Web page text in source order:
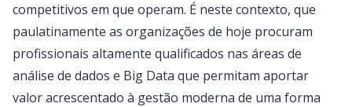
competitivos em que operam. É neste contexto, que
paulatinamente as organizações de hoje procuram
profissionais altamente qualificados nas áreas de
análise de dados e Big Data que permitam aportar
valor acrescentado à gestão moderna de uma forma